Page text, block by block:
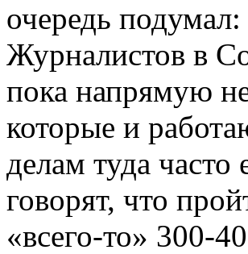
очередь
Журналистов в
пока напрямую
которые и
делам туда
говорят, что
«всего-то» 300-